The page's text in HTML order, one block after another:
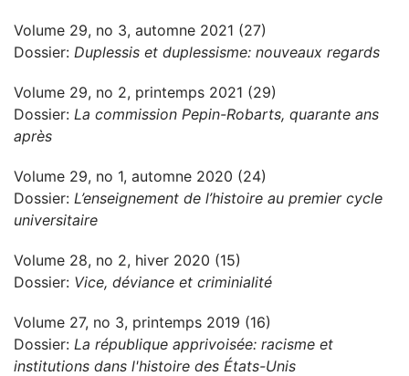
Volume 29, no 3, automne 2021 (27)
Dossier: Duplessis et duplessisme: nouveaux regards
Volume 29, no 2, printemps 2021 (29)
Dossier: La commission Pepin-Robarts, quarante ans
après
Volume 29, no 1, automne 2020 (24)
Dossier: L’enseignement de l’histoire au premier cycle
universitaire
Volume 28, no 2, hiver 2020 (15)
Dossier: Vice, déviance et criminialité
Volume 27, no 3, printemps 2019 (16)
Dossier: La république apprivoisée: racisme et
institutions dans l'histoire des États-Unis